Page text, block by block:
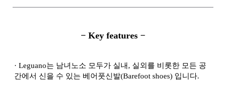
− Key features −
· Leguano는 남녀노소 모두가 실내, 실외를 비롯한 모든 공
간에서 신을 수 있는 베어풋신발(Barefoot shoes) 입니다.